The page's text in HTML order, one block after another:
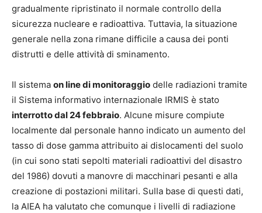
gradualmente ripristinato il normale controllo della
sicurezza nucleare e radioattiva. Tuttavia, la situazione
generale nella zona rimane difficile a causa dei ponti
distrutti e delle attività di sminamento.
Il sistema on line di monitoraggio delle radiazioni tramite
il Sistema informativo internazionale IRMIS è stato
interrotto dal 24 febbraio. Alcune misure compiute
localmente dal personale hanno indicato un aumento del
tasso di dose gamma attribuito ai dislocamenti del suolo
(in cui sono stati sepolti materiali radioattivi del disastro
del 1986) dovuti a manovre di macchinari pesanti e alla
creazione di postazioni militari. Sulla base di questi dati,
la AIEA ha valutato che comunque i livelli di radiazione